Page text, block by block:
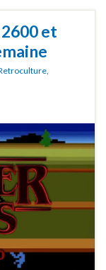
et
,